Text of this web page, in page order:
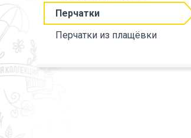
Перчатки
Перчатки из плащёвки